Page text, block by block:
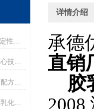
解析胶乳机械稳定性测定仪的核心技术：变频调速与动平衡
借助胶乳稳定性测定仪优化乳液配方设计
胶乳稳定性测定仪：综合评估胶乳化学与机械稳定性的设备
详情介绍
承德
直销
胶
2008